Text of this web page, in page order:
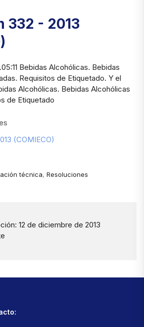
332 - 2013
Bebidas Alcohólicas. Bebidas
Requisitos de Etiquetado. Y el
Alcohólicas. Bebidas Alcohólicas
de Etiquetado
(COMIECO)
técnica, Resoluciones
12 de diciembre de 2013